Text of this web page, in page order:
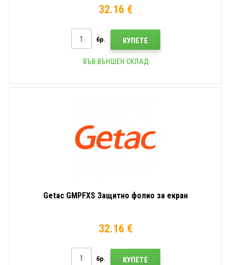
32.16 €
бр. КУПЕТЕ
ВЪВ ВЪНШЕН СКЛАД
Getac GMPFXS Защитно фолио за екран
32.16 €
бр. КУПЕТЕ